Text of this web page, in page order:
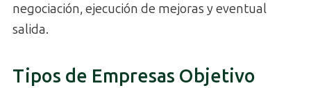
negociación, ejecución de mejoras y eventual
salida.
Tipos de Empresas Objetivo